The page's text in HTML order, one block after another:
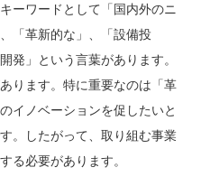
ーワードとして「国内外のニ
「革新的な」、「設備投
発」という言葉があります。
ります。特に重要なのは「革
イノベーションを促したいと
。したがって、取り組む事業
る必要があります。